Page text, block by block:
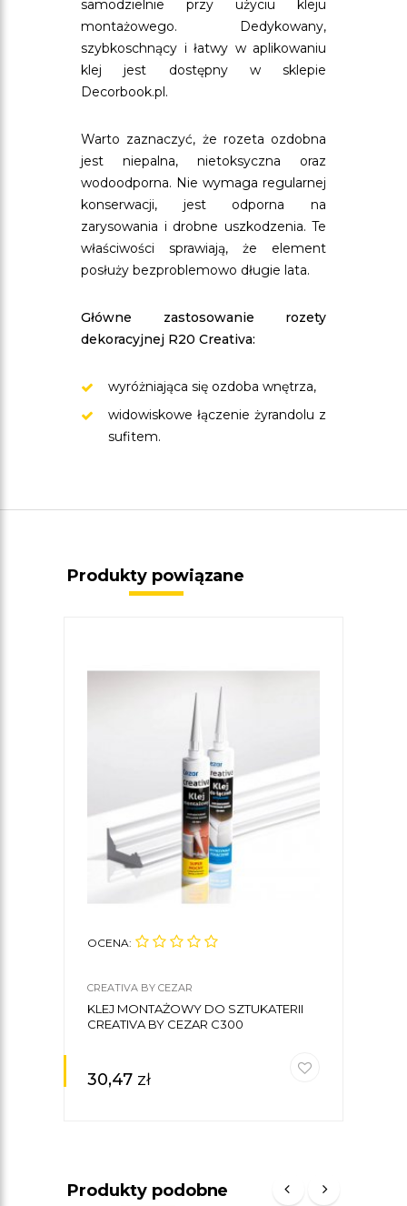
samodzielnie przy użyciu kleju
montażowego. Dedykowany,
szybkoschnący i łatwy w aplikowaniu
klej jest dostępny w sklepie
Decorbook.pl.
Warto zaznaczyć, że rozeta ozdobna
jest niepalna, nietoksyczna oraz
wodoodporna. Nie wymaga regularnej
konserwacji, jest odporna na
zarysowania i drobne uszkodzenia. Te
właściwości sprawiają, że element
posłuży bezproblemowo długie lata.
Główne zastosowanie rozety
dekoracyjnej R20 Creativa:
wyróżniająca się ozdoba wnętrza,
widowiskowe łączenie żyrandolu z
sufitem.
Produkty powiązane
OCENA:
CREATIVA BY CEZAR
KLEJ MONTAŻOWY DO SZTUKATERII
CREATIVA BY CEZAR C300
30,47 zł
Produkty podobne